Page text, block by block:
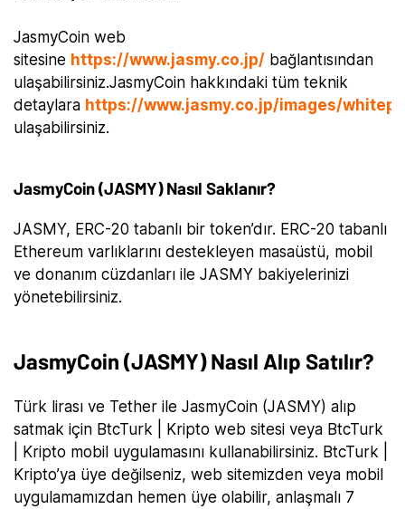
JasmyCoin web
sitesine https://www.jasmy.co.jp/ bağlantısından
ulaşabilirsiniz.JasmyCoin hakkındaki tüm teknik
detaylara https://www.jasmy.co.jp/images/
ulaşabilirsiniz.
JasmyCoin (JASMY) Nasıl Saklanır?
JASMY, ERC-20 tabanlı bir token’dır. ERC-20 tabanlı
Ethereum varlıklarını destekleyen masaüstü, mobil
ve donanım cüzdanları ile JASMY bakiyelerinizi
yönetebilirsiniz.
JasmyCoin (JASMY) Nasıl Alıp Satılır?
Türk lirası ve Tether ile JasmyCoin (JASMY) alıp
satmak için BtcTurk | Kripto web sitesi veya BtcTurk
| Kripto mobil uygulamasını kullanabilirsiniz. BtcTurk |
Kripto’ya üye değilseniz, web sitemizden veya mobil
uygulamamızdan hemen üye olabilir, anlaşmalı 7